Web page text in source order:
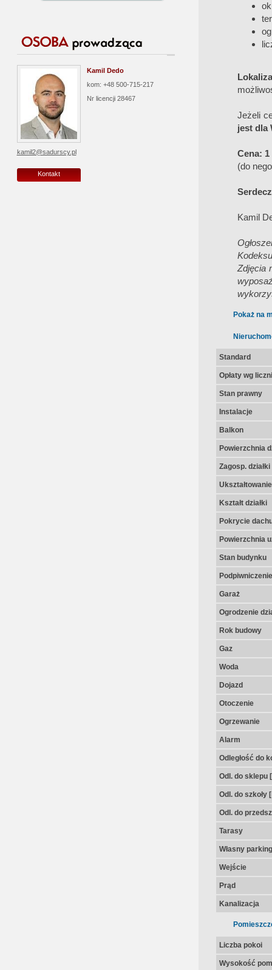
Kamil Dedo
kom: +48 500-715-217
Nr licencji 28467
kamil2@sadurscy.pl
Kontakt
Jeżeli
jest dla
Cena: 1
(do
Kamil
Zdjęcia
Pokaż na
Standard
Opłaty wg
Stan prawny
Instalacje
Balkon
Powierzchnia
Zagosp. działki
Kształt działki
Pokrycie
Powierzchnia
Stan budynku
Podpiwniczenie
Garaż
Ogrodzenie
Rok budowy
Gaz
Woda
Dojazd
Otoczenie
Ogrzewanie
Alarm
Odległość do
Odl. do sklepu
Odl. do szkoły
Odl. do
Tarasy
Własny parking
Wejście
Prąd
Kanalizacja
Liczba pokoi
Wysokość